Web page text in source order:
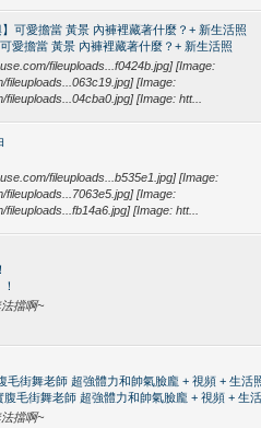
可愛擔當 黃景 內褲裡藏著什麼？+ 新生活照
愛擔當 黃景 內褲裡藏著什麼？+ 新生活照
fileuploads...f0424b.jpg] [Image:
fileuploads...063c19.jpg] [Image:
[Image: htt...
fileuploads...b535e1.jpg] [Image:
[Image:
[Image: htt...
擋啊~
毛街舞老師 超強體力和帥氣臉龐 + 視頻 + 生活
毛街舞老師 超強體力和帥氣臉龐 + 視頻 + 生
擋啊~